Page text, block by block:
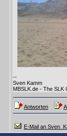
--
Sven Kamm
MBSLK.de - The SLK
Antworten
E-Mail an